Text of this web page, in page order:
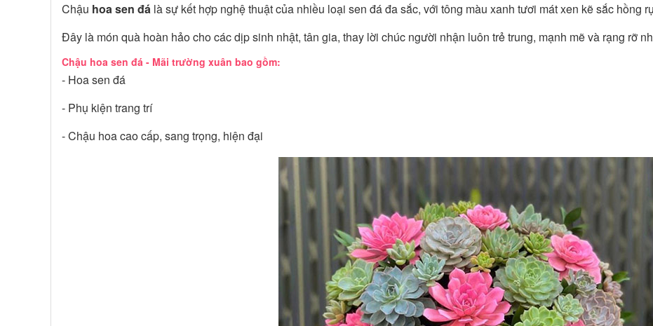
Chậu hoa sen đá là sự kết hợp nghệ thuật của nhiều loại sen đá đa sắc, với tông màu xanh tươi mát xen kẽ sắc hồng
Đây là món quà hoàn hảo cho các dịp sinh nhật, tân gia, thay lời chúc người nhận luôn trẻ trung, mạnh mẽ và rạng rỡ
Chậu hoa sen đá - Mãi trường xuân bao gồm:
- Hoa sen đá
- Phụ kiện trang trí
- Chậu hoa cao cấp, sang trọng, hiện đại